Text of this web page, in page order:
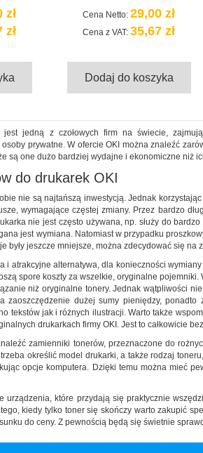
zł
zł
Cena Netto: 29,00 zł
Cena z VAT: 35,67 zł
Dodaj do koszyka
jedną z czołowych firm na świecie,
prywatne. W ofercie OKI można znaleźć
są one dużo bardziej wydajne i ekonomiczne niż
do drukarek OKI
nie są najtańszą inwestycją. Jednak
wymagające częstej zmiany. Przez bardzo
nie jest często używana, np. służy do
jest wymiana. Natomiast w przypadku
były jeszcze mniejsze, można zdecydować się na
i atrakcyjne alternatywa, dla konieczności
spore koszty za wszelkie, oryginalne
niż oryginalne tonery. Jednak wątpliwości
zaoszczędzenie dużej sumy pieniędzy,
tekstów jak i różnych ilustracji. Warto także
drukarkach firmy OKI. Jest to całkowicie
zamienniki tonerów, przeznaczone do
określić model drukarki, a także rodzaj
opcje komputera. Dzięki temu można mieć
urządzenia, które przydają się praktycznie
kiedy tylko toner się skończy warto zakupić
do ceny. Z pewnością będą się świetnie